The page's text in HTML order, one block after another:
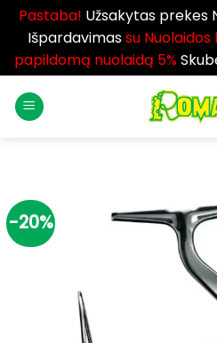
Pastaba! Užsakytas prekes
Išpardavimassu Nuolaidos
papildomą nuolaidą 5%
-20%